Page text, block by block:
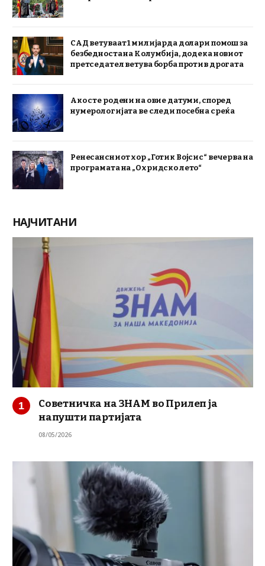
САД ветуваат 1 милијарда долари помош за
безбедноста на Колумбија, додека новиот
претседател ветува борба против дрогата
Ако сте родени на овие датуми, според
нумерологијата ве следи посебна среќа
Ренесансниот хор „Готик Војсис“ вечерва на
програмата на „Охридско лето“
НАЈЧИТАНИ
Советничка на ЗНАМ во Прилеп ја
напушти партијата
08/05/2026